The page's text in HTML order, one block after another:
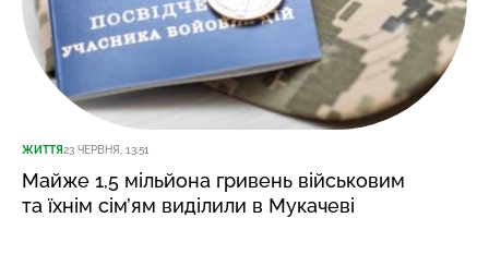
ЖИТТЯ23 ЧЕРВНЯ, 13:51
Майже 1,5 мільйона гривень військовим
та їхнім сім’ям виділили в Мукачеві